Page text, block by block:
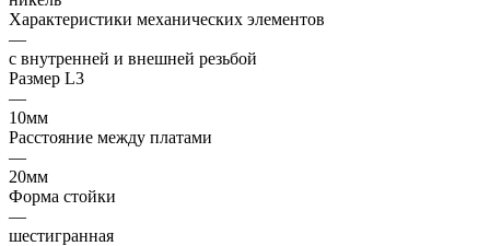
Характеристики механических элементов
—
с внутренней и внешней резьбой
Размер L3
—
10мм
Расстояние между платами
—
20мм
Форма стойки
—
шестигранная